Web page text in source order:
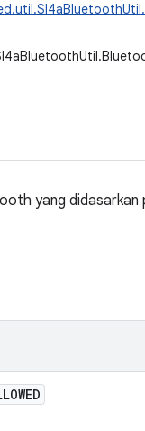
yang didasarkan